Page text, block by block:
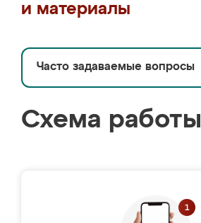
и материалы
Часто задаваемые вопросы
Схема работы